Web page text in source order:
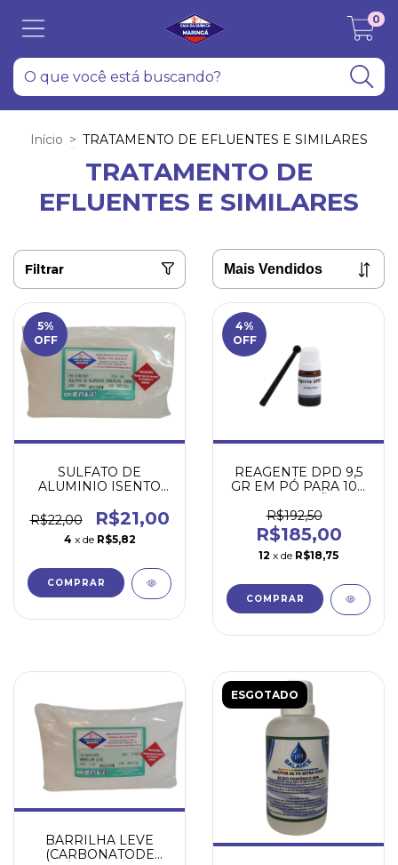
0
Início > TRATAMENTO DE EFLUENTES E SIMILARES
TRATAMENTO DE
EFLUENTES E SIMILARES
Filtrar
5%
OFF
SULFATO DE
ALUMINIO ISENTO
TÉCNICO) 1000GR
R$22,00 R$21,00
4 x de R$5,82
4%
OFF
REAGENTE DPD 9,5
GR EM PÓ PARA 100
CLORO LIVRE
R$192,50
R$185,00
12 x de R$18,75
BARRILHA LEVE
(CARBONATODE
ESGOTADO